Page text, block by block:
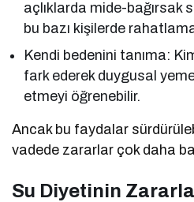
açlıklarda mide-bağırsak
bu bazı kişilerde
Kendi bedenini tanıma:
fark ederek duygusal yeme
etmeyi öğrenebilir.
Ancak bu faydalar
vadede zararlar çok daha
Su Diyetinin